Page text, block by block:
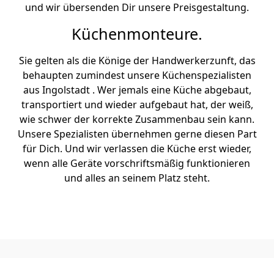
und wir übersenden Dir unsere Preisgestaltung.
Küchenmonteure.
Sie gelten als die Könige der Handwerkerzunft, das
behaupten zumindest unsere Küchenspezialisten
aus Ingolstadt . Wer jemals eine Küche abgebaut,
transportiert und wieder aufgebaut hat, der weiß,
wie schwer der korrekte Zusammenbau sein kann.
Unsere Spezialisten übernehmen gerne diesen Part
für Dich. Und wir verlassen die Küche erst wieder,
wenn alle Geräte vorschriftsmäßig funktionieren
und alles an seinem Platz steht.